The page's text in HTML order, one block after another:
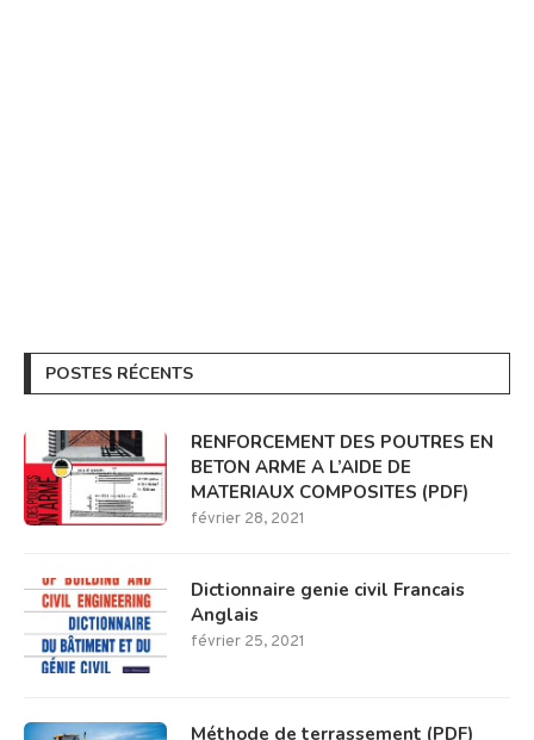
POSTES RÉCENTS
RENFORCEMENT DES POUTRES EN
BETON ARME A L’AIDE DE
MATERIAUX COMPOSITES (PDF)
février 28, 2021
Dictionnaire genie civil Francais
Anglais
février 25, 2021
Méthode de terrassement (PDF)